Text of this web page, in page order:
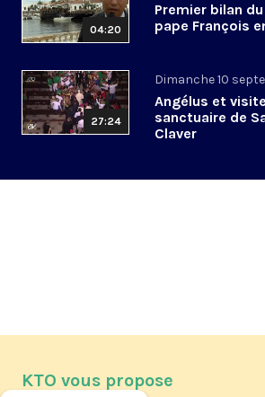
04:20
Premier bilan
pape François
27:24
Dimanche 10
Angélus et
sanctuaire de
Claver
KTO vous propose